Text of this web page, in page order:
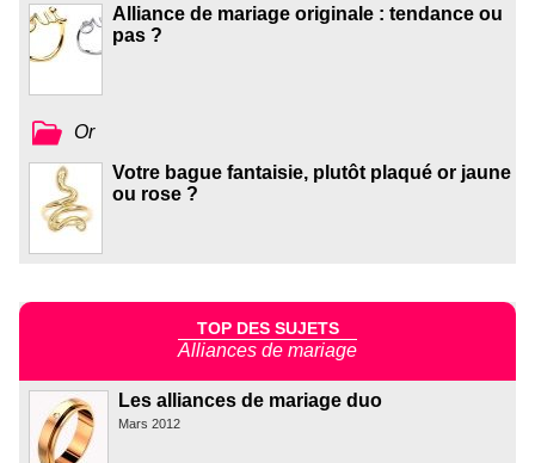
Alliance de mariage originale : tendance ou
pas ?
Or
Votre bague fantaisie, plutôt plaqué or jaune
ou rose ?
TOP DES SUJETS
Alliances de mariage
Les alliances de mariage duo
Mars 2012